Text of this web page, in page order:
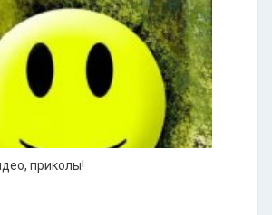
приколы!